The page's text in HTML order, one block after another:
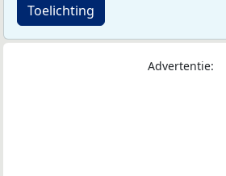
Toelichting
Advertentie: